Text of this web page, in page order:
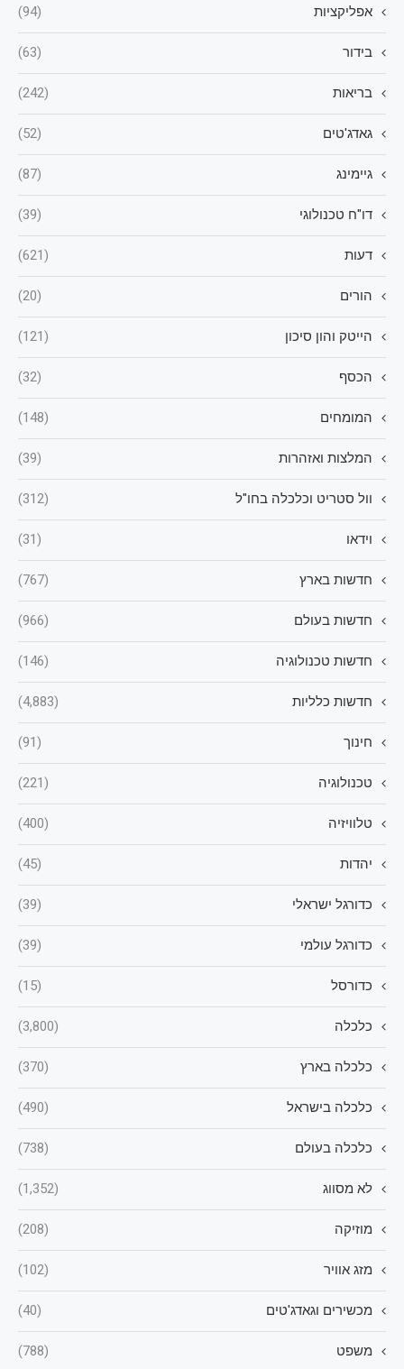
אפליקציות (94)
בידור (63)
בריאות (242)
גאדג'טים (52)
גיימינג (87)
דו"ח טכנולוגי (39)
דעות (621)
הורים (20)
הייטק והון סיכון (121)
הכסף (32)
המומחים (148)
המלצות ואזהרות (39)
וול סטריט וכלכלה בחו"ל (312)
וידאו (31)
חדשות בארץ (767)
חדשות בעולם (966)
חדשות טכנולוגיה (146)
חדשות כלליות (4,883)
חינוך (91)
טכנולוגיה (221)
טלוויזיה (400)
יהדות (45)
כדורגל ישראלי (39)
כדורגל עולמי (39)
כדורסל (15)
כלכלה (3,800)
כלכלה בארץ (370)
כלכלה בישראל (490)
כלכלה בעולם (738)
לא מסווג (1,352)
מוזיקה (208)
מזג אוויר (102)
מכשירים וגאדג'טים (40)
משפט (788)